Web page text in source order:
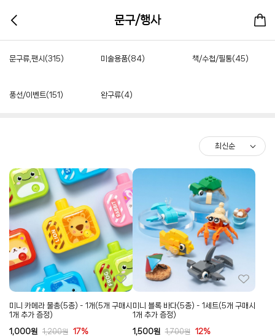
문구/행사
문구류,팬시(315) 미술용품(84) 책/수첩/필통(45)
풍선/이벤트(151) 완구류(4)
미니 카메라 물총(5종) - 1개(5개 구매시
1개 추가 증정)
1,000원 1,200원 17%
미니 블록 바다(5종) - 1세트(5개 구매시
1개 추가 증정)
1,500원 1,700원 12%